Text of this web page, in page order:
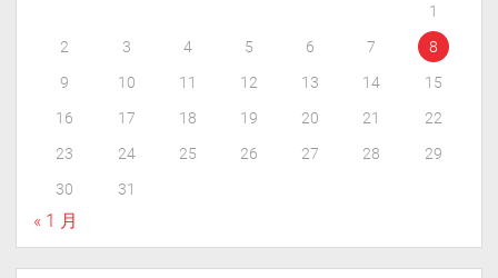
1
2
3 4 5 6 7
8
9
10 11 12 13 14
15
16
17 18 19 20 21
22
23
24 25 26 27 28
29
30
31
« 1 月